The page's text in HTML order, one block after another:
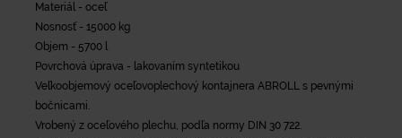
Materiál - oceľ
Nosnosť - 15000 kg
Objem - 5700 l
Povrchová úprava - lakovaním syntetikou
Veľkoobjemový oceľovoplechový kontajnera ABROLL s pevnými
bočnicami.
Vrobený z oceľového plechu, podľa normy DIN 30 722.